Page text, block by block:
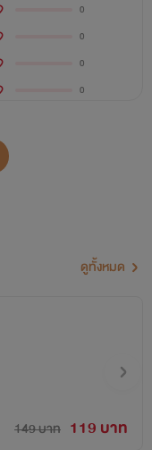
0
0
0
0
ดูทั้งหมด
149 บาท 119 บาท